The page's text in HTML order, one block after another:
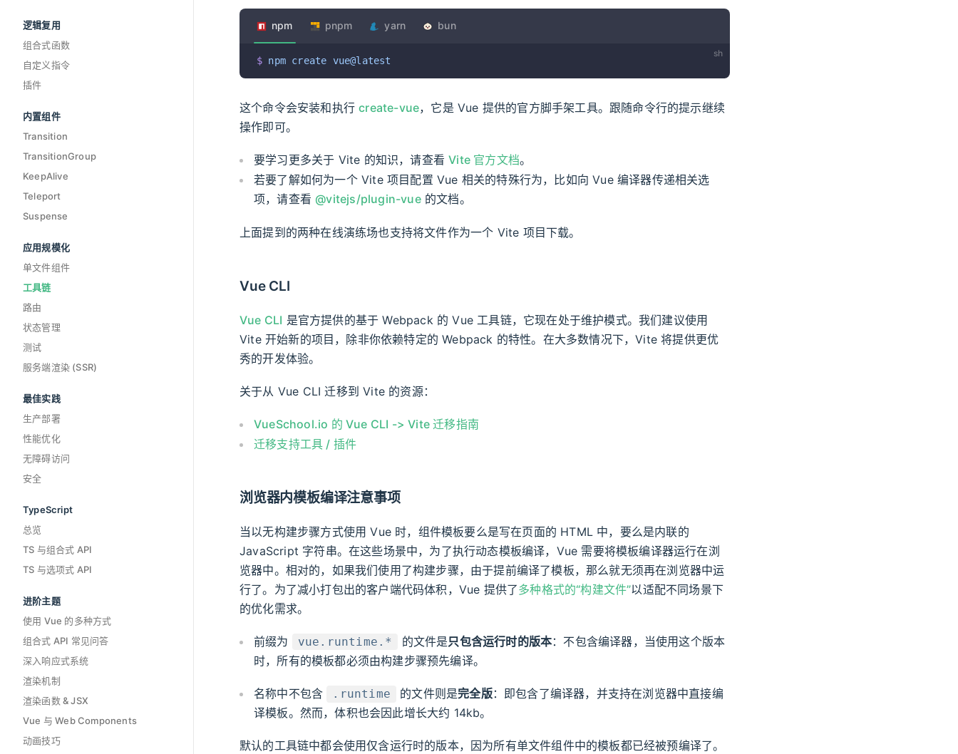
逻辑复用
组合式函数
自定义指令
插件
内置组件
Transition
TransitionGroup
KeepAlive
Teleport
Suspense
应用规模化
单文件组件
工具链
路由
状态管理
测试
服务端渲染 (SSR)
最佳实践
生产部署
性能优化
无障碍访问
安全
TypeScript
总览
TS 与组合式 API
TS 与选项式 API
进阶主题
使用 Vue 的多种方式
组合式 API 常见问答
深入响应式系统
渲染机制
渲染函数 & JSX
Vue 与 Web Components
动画技巧
npm pnpm yarn bun
sh
$ npm create vue@latest
这个命令会安装和执行create-vue，它是 Vue 提供的官方脚手架工具。跟随命令行的提示继续
操作即可。
要学习更多关于 Vite 的知识，请查看Vite 官方文档。
若要了解如何为一个 Vite 项目配置 Vue 相关的特殊行为，比如向 Vue 编译器传递相关选
项，请查看 @vitejs/plugin-vue的文档。
上面提到的两种在线演练场也支持将文件作为一个 Vite 项目下载。
Vue CLI
Vue CLI 是官方提供的基于 Webpack 的 Vue 工具链，它现在处于维护模式。我们建议使用
Vite 开始新的项目，除非你依赖特定的 Webpack 的特性。在大多数情况下，Vite 将提供更优
秀的开发体验。
关于从 Vue CLI 迁移到 Vite 的资源：
VueSchool.io 的 Vue CLI -> Vite 迁移指南
迁移支持工具 / 插件
浏览器内模板编译注意事项
当以无构建步骤方式使用 Vue 时，组件模板要么是写在页面的 HTML 中，要么是内联的
JavaScript 字符串。在这些场景中，为了执行动态模板编译，Vue 需要将模板编译器运行在浏
览器中。相对的，如果我们使用了构建步骤，由于提前编译了模板，那么就无须再在浏览器中运
行了。为了减小打包出的客户端代码体积，Vue 提供了多种格式的“构建文件”以适配不同场景下
的优化需求。
前缀为 vue.runtime.* 的文件是只包含运行时的版本：不包含编译器，当使用这个版本
时，所有的模板都必须由构建步骤预先编译。
名称中不包含 .runtime 的文件则是完全版：即包含了编译器，并支持在浏览器中直接编
译模板。然而，体积也会因此增长大约 14kb。
默认的工具链中都会使用仅含运行时的版本，因为所有单文件组件中的模板都已经被预编译了。